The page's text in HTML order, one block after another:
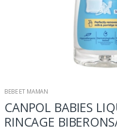
BEBE ET MAMAN
CANPOL BABIES
RINCAGE